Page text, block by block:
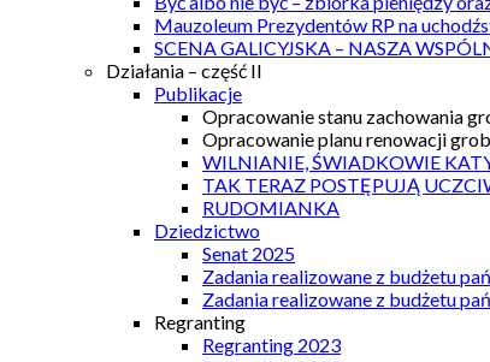
Mauzoleum Prezydentów RP na
SCENA GALICYJSKA – NASZA
Działania – część II
Publikacje
Opracowanie stanu zachowania
Opracowanie planu renowacji
WILNIANIE, ŚWIADKOWIE
TAK TERAZ POSTĘPUJĄ
RUDOMIANKA
Dziedzictwo
Senat 2025
Zadania realizowane z budżetu
Zadania realizowane z budżetu
Regranting
Regranting 2023